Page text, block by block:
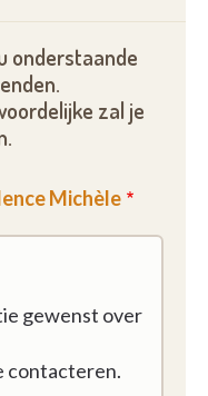
onderstaande
zal je
Michèle